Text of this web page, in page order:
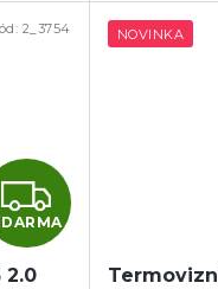
Z
D
2.0
2_3754 NOVINKA